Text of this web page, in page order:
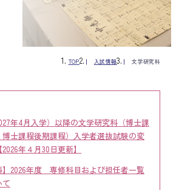
TOP 入試情報 文学研究科
年4月入学）以降の文学研究科（博士課
士課程後期課程）入学者選抜試験の変
年４月30日更新】
】2026年度 専修科目および担任者一覧
て